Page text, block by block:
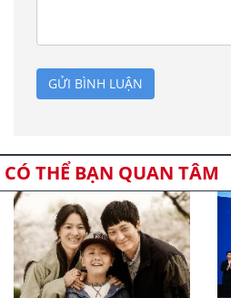
GỬI BÌNH LUẬN
CÓ THỂ BẠN QUAN TÂM